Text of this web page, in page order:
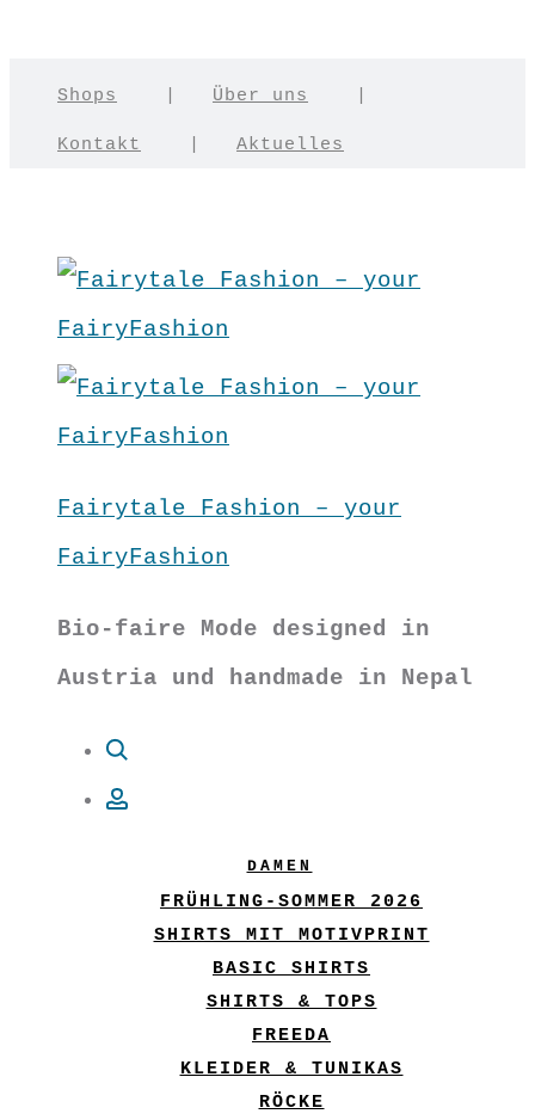
Shops Über uns
Kontakt Aktuelles
Fairytale Fashion – your
FairyFashion
Bio-faire Mode designed in
Austria und handmade in Nepal
DAMEN
FRÜHLING-SOMMER 2026
SHIRTS MIT MOTIVPRINT
BASIC SHIRTS
SHIRTS & TOPS
FREEDA
KLEIDER & TUNIKAS
RÖCKE